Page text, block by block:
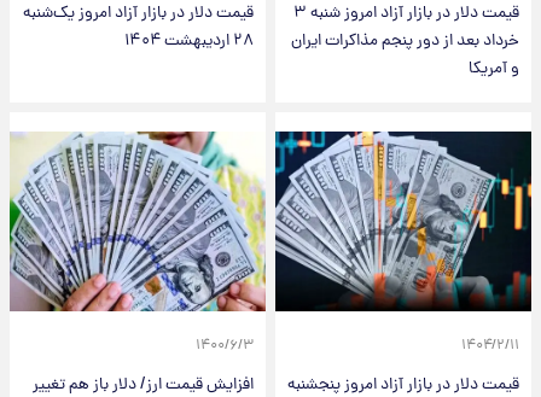
قیمت دلار در بازار آزاد امروز شنبه ۳
خرداد بعد از دور پنجم مذاکرات ایران
و آمریکا
قیمت دلار در بازار آزاد امروز یک‌شنبه
۲۸ اردیبهشت ۱۴۰۴
۱۴۰۴/۲/۱۱
قیمت دلار در بازار آزاد امروز پنجشنبه
۱۴۰۰/۶/۳
افزایش قیمت ارز/ دلار باز هم تغییر